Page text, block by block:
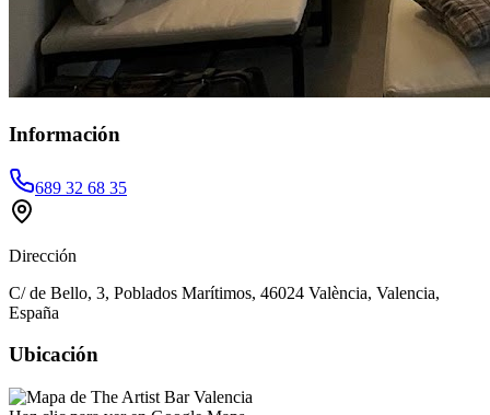
Información
689 32 68 35
Dirección
C/ de Bello, 3, Poblados Marítimos, 46024 València, Valencia,
España
Ubicación